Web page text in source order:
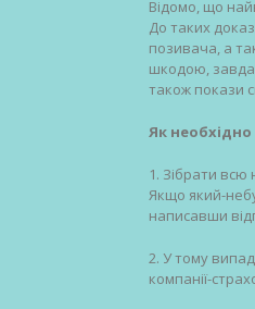
Відомо, що
До таких
позивача, а
шкодою,
також покази
Як
1. Зібрати всю
Якщо який-
написавши
2. У тому
компанії-